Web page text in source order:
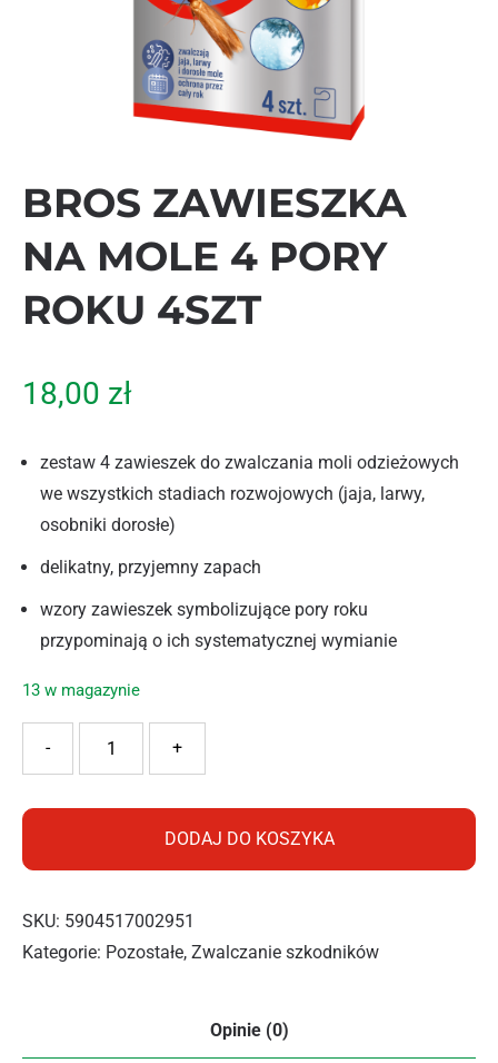
BROS ZAWIESZKA
NA MOLE 4 PORY
ROKU 4SZT
18,00 zł
zestaw 4 zawieszek do zwalczania moli odzieżowych
we wszystkich stadiach rozwojowych (jaja, larwy,
osobniki dorosłe)
delikatny, przyjemny zapach
wzory zawieszek symbolizujące pory roku
przypominają o ich systematycznej wymianie
13 w magazynie
+
-
DODAJ DO KOSZYKA
SKU: 5904517002951
Kategorie: Pozostałe, Zwalczanie szkodników
Opinie (0)